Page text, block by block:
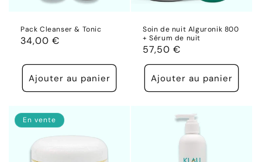
Pack Cleanser & Tonic
Prix
34,00 €
Ajouter au panier
Soin de nuit Alguronik 800
+ Sérum de nuit
Prix
habituel
57,50 €
Ajouter au panier
En vente